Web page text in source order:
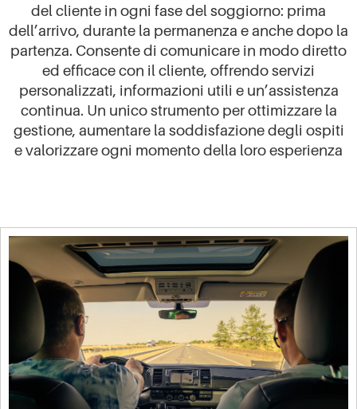
del cliente in ogni fase del soggiorno: prima
dell’arrivo, durante la permanenza e anche dopo la
partenza. Consente di comunicare in modo diretto
ed efficace con il cliente, offrendo servizi
personalizzati, informazioni utili e un’assistenza
continua. Un unico strumento per ottimizzare la
gestione, aumentare la soddisfazione degli ospiti
e valorizzare ogni momento della loro esperienza